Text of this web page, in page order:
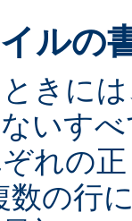
ルの
きに
いす
れの
数の行